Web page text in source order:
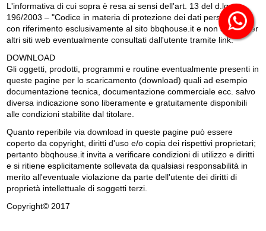
L'informativa di cui sopra è resa ai sensi dell'art. 13 del d.lgs. n.
196/2003 – "Codice in materia di protezione dei dati personali" e
con riferimento esclusivamente al sito bbqhouse.it e non anche per
altri siti web eventualmente consultati dall'utente tramite link.
DOWNLOAD
Gli oggetti, prodotti, programmi e routine eventualmente presenti in
queste pagine per lo scaricamento (download) quali ad esempio
documentazione tecnica, documentazione commerciale ecc. salvo
diversa indicazione sono liberamente e gratuitamente disponibili
alle condizioni stabilite dal titolare.
Quanto reperibile via download in queste pagine può essere
coperto da copyright, diritti d'uso e/o copia dei rispettivi proprietari;
pertanto bbqhouse.it invita a verificare condizioni di utilizzo e diritti
e si ritiene esplicitamente sollevata da qualsiasi responsabilità in
merito all'eventuale violazione da parte dell'utente dei diritti di
proprietà intellettuale di soggetti terzi.
Copyright© 2017